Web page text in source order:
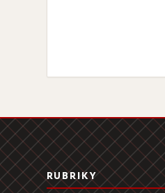
RUBRIKY